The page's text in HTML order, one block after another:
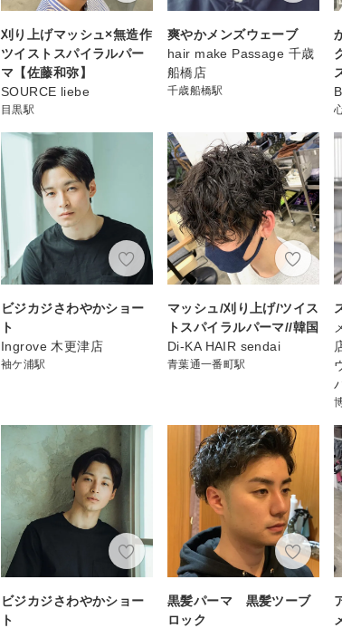
刈り上げマッシュ×無造作
ツイストスパイラルパー
マ【佐藤和弥】
SOURCE liebe
目黒駅
爽やかメンズウェーブ
hair make Passage 千歳
船橋店
千歳船橋駅
ビジカジさわやかショー
ト
Ingrove 木更津店
袖ケ浦駅
マッシュ/刈り上げ/ツイス
トスパイラルパーマ//韓国
Di-KA HAIR sendai
青葉通一番町駅
ビジカジさわやかショー
ト
黒髪パーマ 黒髪ツーブ
ロック